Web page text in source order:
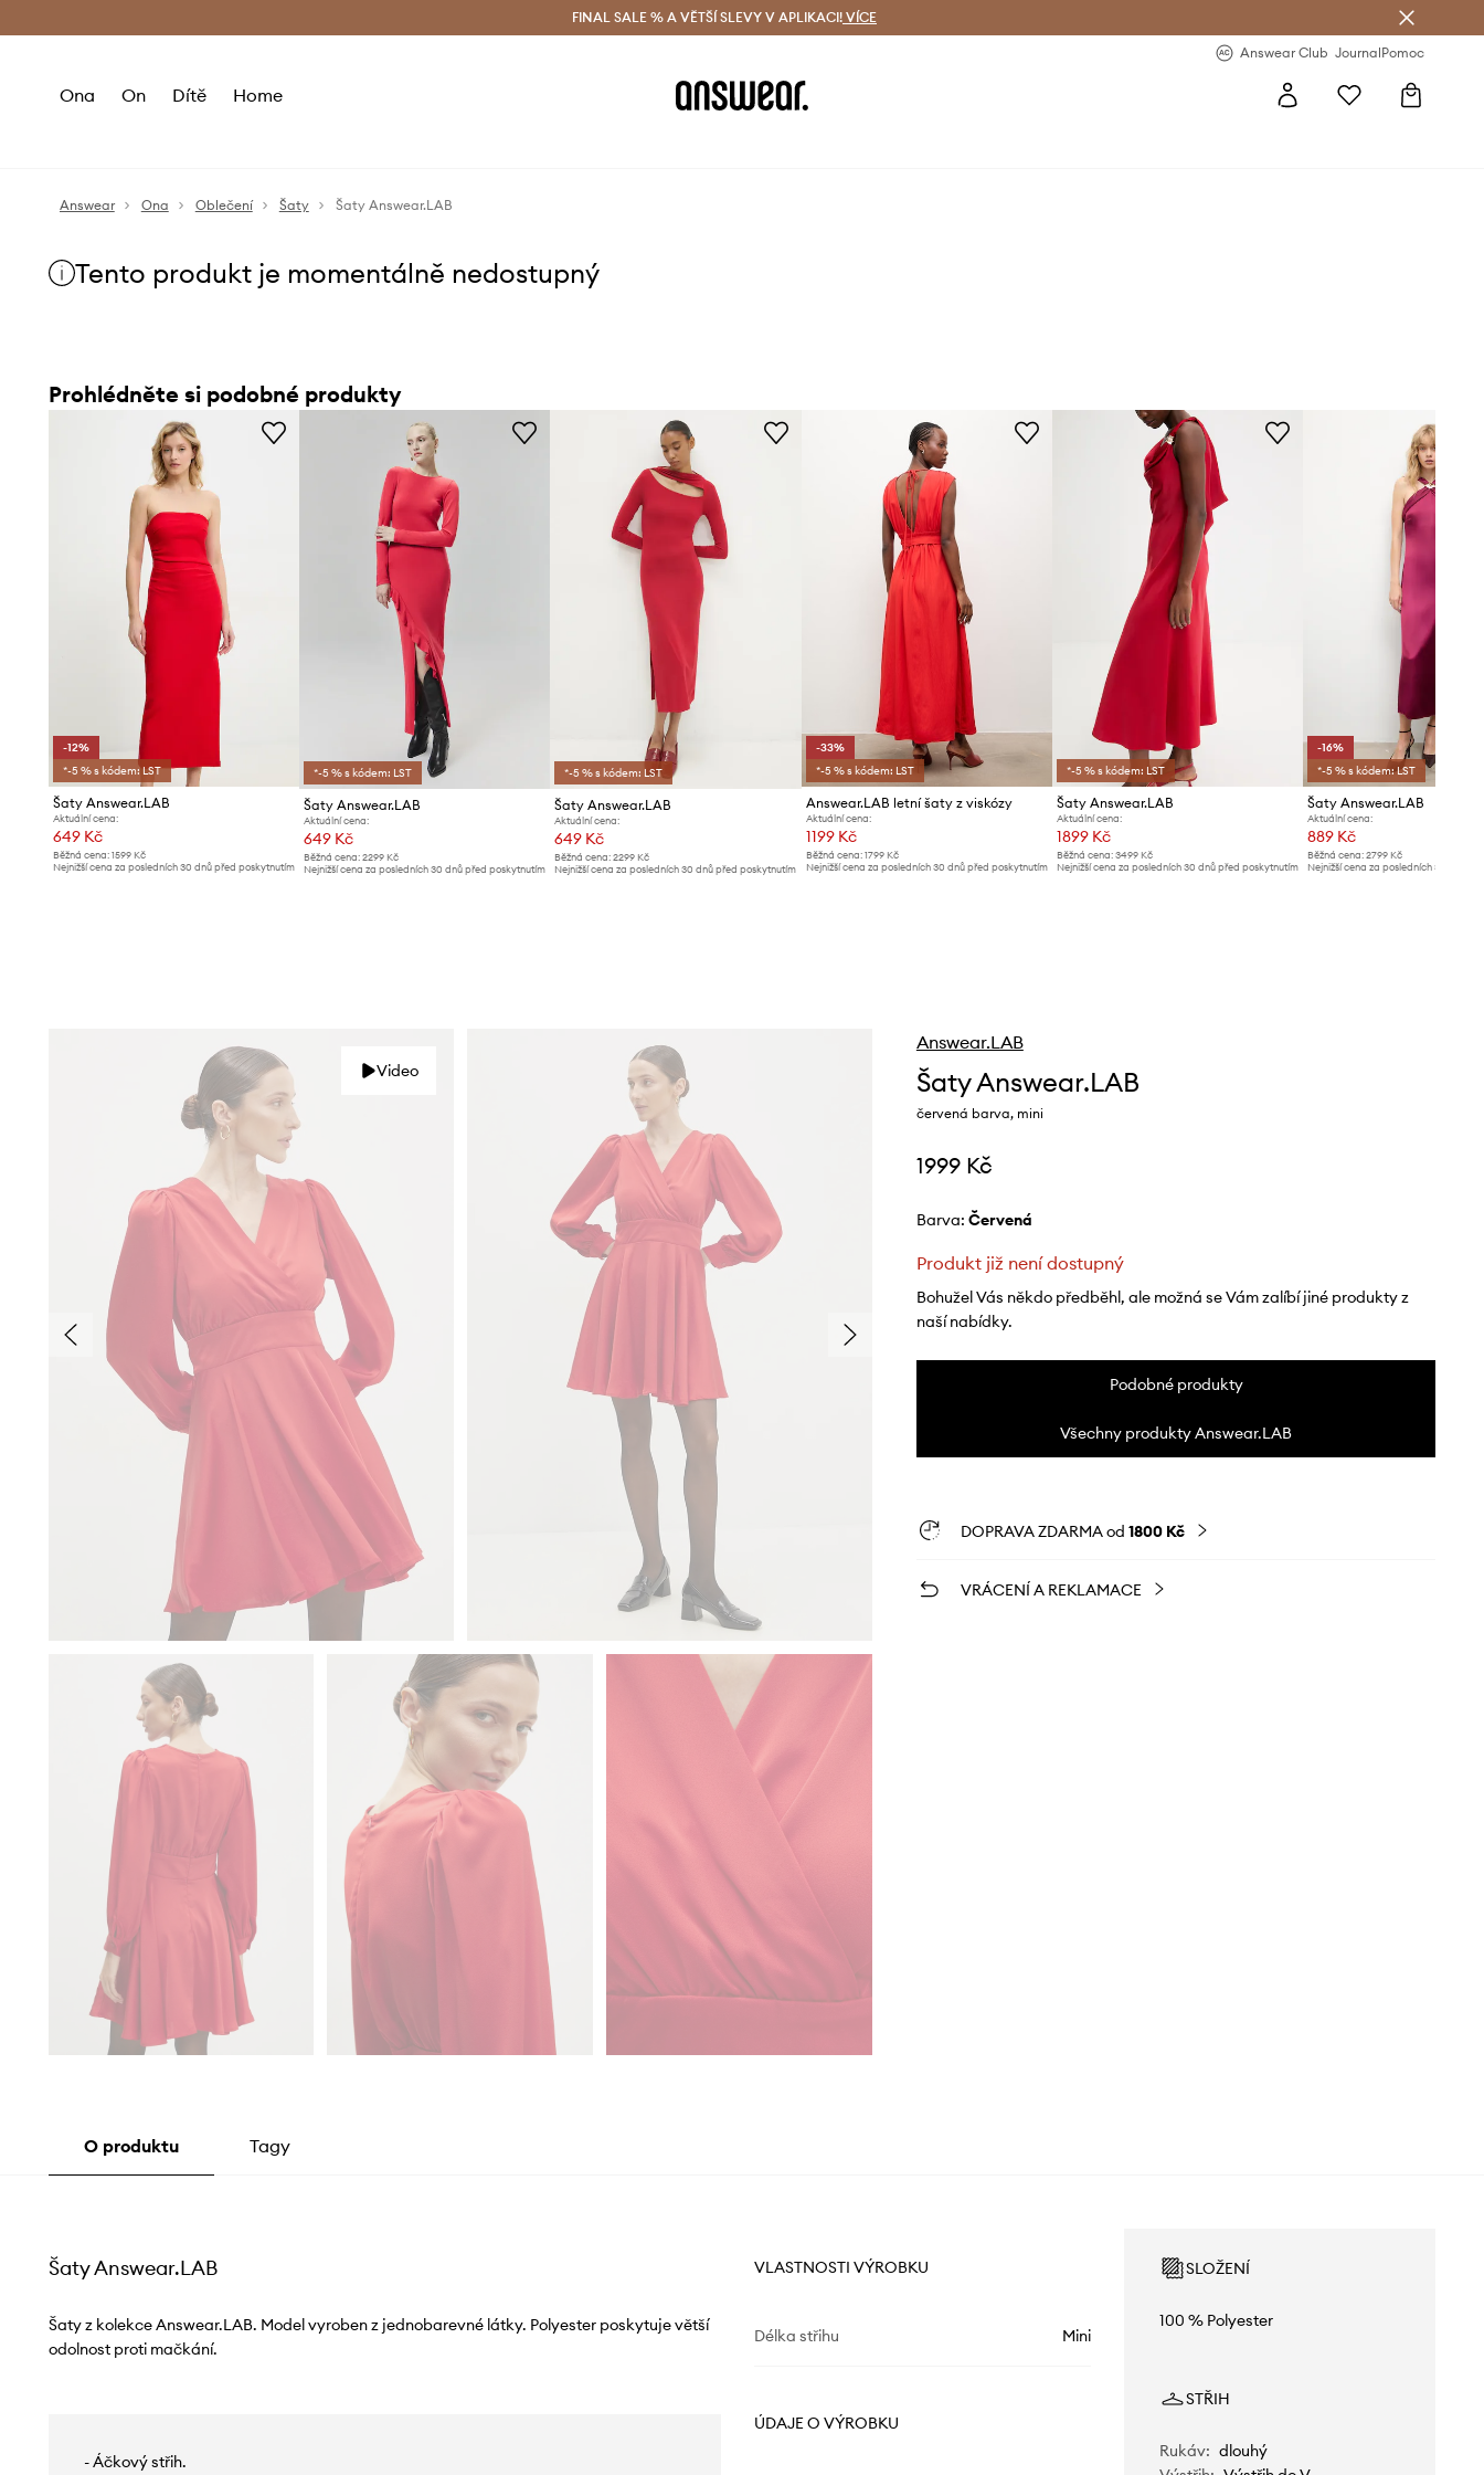
Doručení a vrácení zdarma (od 1800 Kč) Doručení i do 24 h
FINAL SALE % A VĚTŠÍ SLEVY V APLIKACI! VÍCE
Answear Club JournalPomoc
Ona On Dítě Home
Answear Ona Oblečení Šaty Šaty Answear.LAB
Tento produkt je momentálně nedostupný
Prohlédněte si podobné produkty
-12%
*-5 % s kódem: LST
Šaty Answear.LAB
Aktuální cena:
649 Kč
Běžná cena: 1599 Kč
Nejnižší cena za posledních 30 dnů před poskytnutím
*-5 % s kódem: LST
Šaty Answear.LAB
Aktuální cena:
649 Kč
Běžná cena:2299 Kč
Nejnižší cena za posledních 30 dnů před poskytnutím
*-5 % s kódem: LST
Šaty Answear.LAB
Aktuální cena:
649 Kč
Běžná cena: 2299 Kč
Nejnižší cena za posledních 30 dnů před poskytnutím
-33%
*-5 % s kódem: LST
Answear.LAB letní šaty z viskózy
Aktuální cena:
1199 Kč
Běžná cena: 1799 Kč
Nejnižší cena za posledních 30 dnů před poskytnutím
*-5 % s kódem: LST
Šaty Answear.LAB
Aktuální cena:
1899 Kč
Běžná cena:3499 Kč
Nejnižší cena za posledních 30 dnů před poskytnutím
-16%
*-5 % s kódem: LST
Šaty Answear.LAB
Aktuální cena:
889 Kč
Běžná cena: 2799 Kč
Nejnižší cena za posledních 30 dnů
Video
Answear.LAB
Šaty Answear.LAB
červená barva, mini
1999 Kč
Barva: červená
Produkt již není dostupný
Bohužel Vás někdo předběhl, ale možná se Vám zalíbí jiné produkty z
naší nabídky.
Podobné produkty
Všechny produkty Answear.LAB
DOPRAVA ZDARMA od 1800 Kč
VRÁCENÍ A REKLAMACE
O produktu Tagy
Šaty Answear.LAB
Šaty z kolekce Answear.LAB. Model vyroben z jednobarevné látky. Polyester poskytuje větší
odolnost proti mačkání.
- Áčkový střih.
VLASTNOSTI VÝROBKU
Délka střihu Mini
ÚDAJE O VÝROBKU
SLOŽENÍ
100 % Polyester
STŘIH
Rukáv: dlouhý